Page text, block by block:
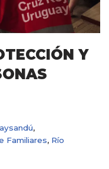
Y
,
Familiares, Río